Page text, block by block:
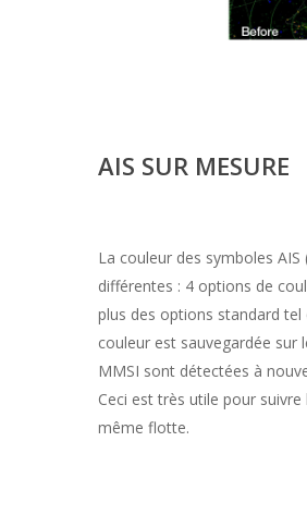
AIS SUR MESURE
La couleur des symboles
différentes : 4 options de
plus des options standard tel
couleur est sauvegardée sur
MMSI sont détectées à
Ceci est très utile pour
même flotte.